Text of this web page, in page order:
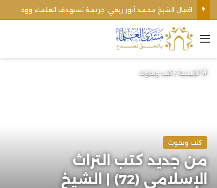
القائمة
الرئيسية/كتب وبحوث
كتب وبحوث
من جديد كتب التراث
الإسلامي (72) | الشيخ